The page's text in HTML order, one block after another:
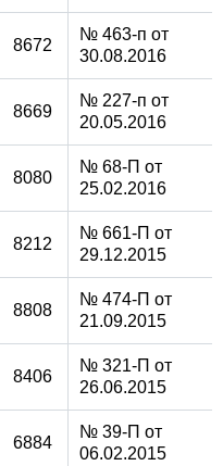
8672
№ 463-п от
30.08.2016
8669
№ 227-п от
20.05.2016
8080
№ 68-П от
25.02.2016
8212
№ 661-П от
29.12.2015
8808
№ 474-П от
21.09.2015
8406
№ 321-П от
26.06.2015
6884
№ 39-П от
06.02.2015